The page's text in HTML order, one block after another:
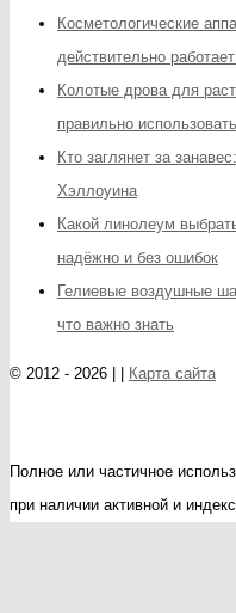
Косметологические
действительно
Колотые дрова для
правильно использовать
Кто заглянет за
Хэллоуина
Какой линолеум
надёжно и без ошибок
Гелиевые воздушные
что важно знать
© 2012 - 2026 | | Карта сайта
Полное или частичное
при наличии активной и